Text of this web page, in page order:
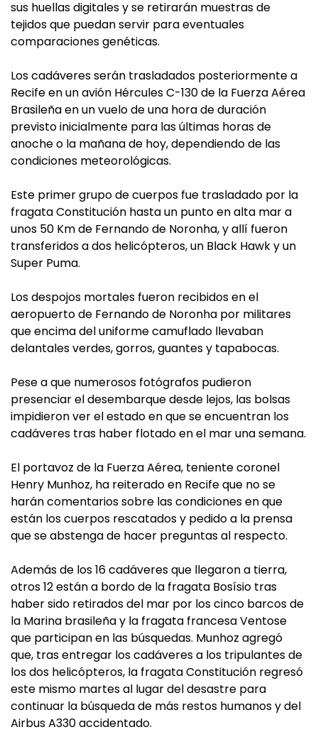
sus huellas digitales y se retirarán muestras de
tejidos que puedan servir para eventuales
comparaciones genéticas.
Los cadáveres serán trasladados posteriormente a
Recife en un avión Hércules C-130 de la Fuerza Aérea
Brasileña en un vuelo de una hora de duración
previsto inicialmente para las últimas horas de
anoche o la mañana de hoy, dependiendo de las
condiciones meteorológicas.
Este primer grupo de cuerpos fue trasladado por la
fragata Constitución hasta un punto en alta mar a
unos 50 Km de Fernando de Noronha, y allí fueron
transferidos a dos helicópteros, un Black Hawk y un
Super Puma.
Los despojos mortales fueron recibidos en el
aeropuerto de Fernando de Noronha por militares
que encima del uniforme camuflado llevaban
delantales verdes, gorros, guantes y tapabocas.
Pese a que numerosos fotógrafos pudieron
presenciar el desembarque desde lejos, las bolsas
impidieron ver el estado en que se encuentran los
cadáveres tras haber flotado en el mar una semana.
El portavoz de la Fuerza Aérea, teniente coronel
Henry Munhoz, ha reiterado en Recife que no se
harán comentarios sobre las condiciones en que
están los cuerpos rescatados y pedido a la prensa
que se abstenga de hacer preguntas al respecto.
Además de los 16 cadáveres que llegaron a tierra,
otros 12 están a bordo de la fragata Bosísio tras
haber sido retirados del mar por los cinco barcos de
la Marina brasileña y la fragata francesa Ventose
que participan en las búsquedas. Munhoz agregó
que, tras entregar los cadáveres a los tripulantes de
los dos helicópteros, la fragata Constitución regresó
este mismo martes al lugar del desastre para
continuar la búsqueda de más restos humanos y del
Airbus A330 accidentado.